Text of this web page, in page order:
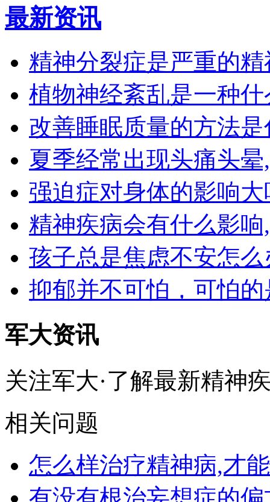
最新资讯
精神分裂症是严重的
植物神经紊乱是一种
改善睡眠质量的方法
夏季经常出现头痛头
强迫症对身体的影响
精神疾病会有什么影
孩子总是焦虑不安怎
抑郁并不可怕，可怕
军大资讯
关注军大·了解最新精神
相关问题
怎么样治疗精神病,才